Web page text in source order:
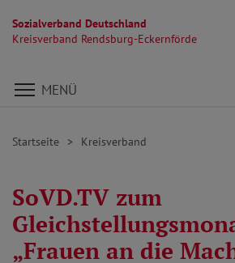
Sozialverband Deutschland
Kreisverband Rendsburg-Eckernförde
Direkt zu den Inhalten springen
MENÜ
Startseite Kreisverband
SoVD.TV zum
„Frauen an die